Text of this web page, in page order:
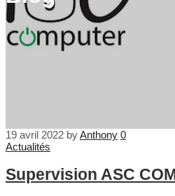
19 avril 2022 byAnthony 0
Actualités
Supervision ASC